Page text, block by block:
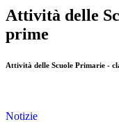
Attività delle
prime
Attività delle Scuole Primarie -
Notizie